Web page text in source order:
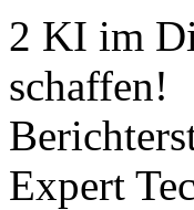
2 KI im
schaffen!
Expert